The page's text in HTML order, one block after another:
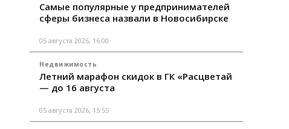
Самые популярные у предпринимателей
сферы бизнеса назвали в Новосибирске
05 августа 2026, 16:00
Недвижимость
Летний марафон скидок в ГК «Расцветай
— до 16 августа
05 августа 2026, 15:55